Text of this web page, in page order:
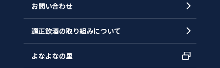
お問い合わせ
適正飲酒の取り組みについて
よなよなの里